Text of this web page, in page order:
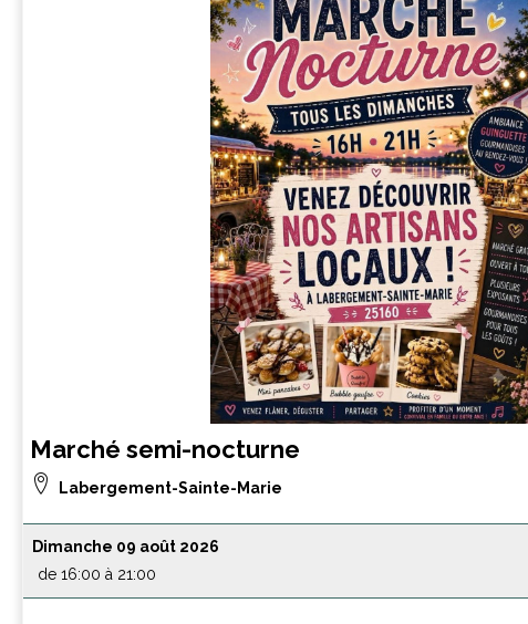
Marché semi-nocturne
Labergement-Sainte-Marie
Dimanche 09 août 2026
de 16:00 à 21:00